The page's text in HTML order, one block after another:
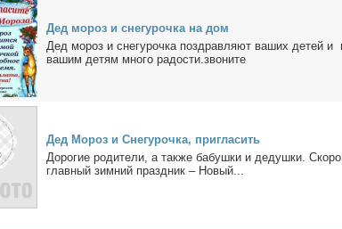
Дед мо­роз и сне­гу­роч­ка на дом
Дед мо­роз и сне­гу­роч­ка по­здрав­ля­ют ва­ших де­тей и
ва­шим де­тям мно­го ра­до­сти.зво­ни­те
Дед Мо­роз и Сне­гу­роч­ка, при­гла­сить
До­ро­гие ро­ди­те­ли, а так­же ба­буш­ки и де­душ­ки. Ско­ро
глав­ный зим­ний празд­ник – Но­вый...